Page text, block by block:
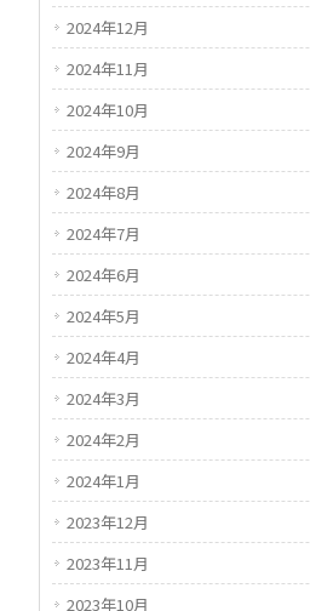
2024年12月
2024年11月
2024年10月
2024年9月
2024年8月
2024年7月
2024年6月
2024年5月
2024年4月
2024年3月
2024年2月
2024年1月
2023年12月
2023年11月
2023年10月